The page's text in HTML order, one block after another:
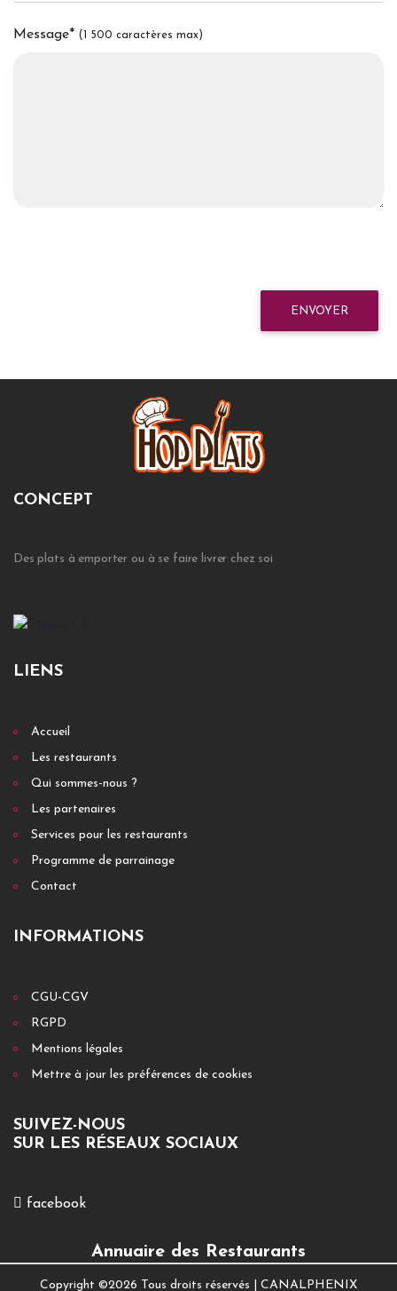
Message* (1 500 caractères max)
ENVOYER
CONCEPT
Des plats à emporter ou à se faire livrer chez soi
LIENS
Accueil
Les restaurants
Qui sommes-nous ?
Les partenaires
Services pour les restaurants
Programme de parrainage
Contact
INFORMATIONS
CGU-CGV
RGPD
Mentions légales
Mettre à jour les préférences de cookies
SUIVEZ-NOUS
SUR LES RÉSEAUX SOCIAUX
facebook
Annuaire des Restaurants
Copyright ©2026 Tous droits réservés | CANALPHENIX